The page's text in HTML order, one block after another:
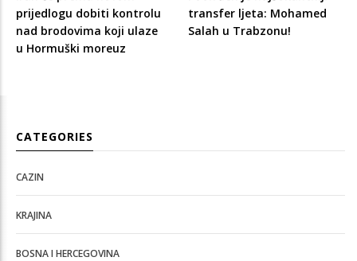
prijedlogu dobiti kontrolu
nad brodovima koji ulaze
u Hormuški moreuz
transfer ljeta: Mohamed
Salah u Trabzonu!
CATEGORIES
CAZIN
KRAJINA
BOSNA I HERCEGOVINA